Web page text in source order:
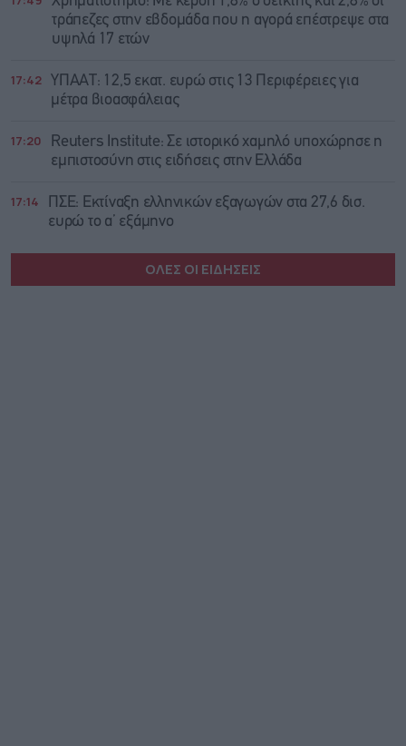
τράπεζες στην εβδομάδα που η αγορά επέστρεψε στα
υψηλά 17 ετών
17:42
ΥΠΑΑΤ: 12,5 εκατ. ευρώ στις 13 Περιφέρειες για
μέτρα βιοασφάλειας
17:20
Reuters Institute: Σε ιστορικό χαμηλό υποχώρησε η
εμπιστοσύνη στις ειδήσεις στην Ελλάδα
17:14
ΠΣΕ: Εκτίναξη ελληνικών εξαγωγών στα 27,6 δισ.
ευρώ το α’ εξάμηνο
ΟΛΕΣ ΟΙ ΕΙΔΗΣΕΙΣ